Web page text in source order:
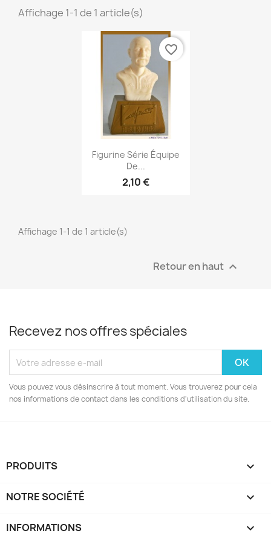
Affichage 1-1 de 1 article(s)
Aperçu rapide
Figurine Série Équipe
De...
2,10 €
favorite_border
Affichage 1-1 de 1 article(s)
Retour en haut 
Recevez nos offres spéciales
Vous pouvez vous désinscrire à tout moment. Vous trouverez pour cela
nos informations de contact dans les conditions d'utilisation du site.
PRODUITS 
NOTRE SOCIÉTÉ 
INFORMATIONS keyboard_arrow_down